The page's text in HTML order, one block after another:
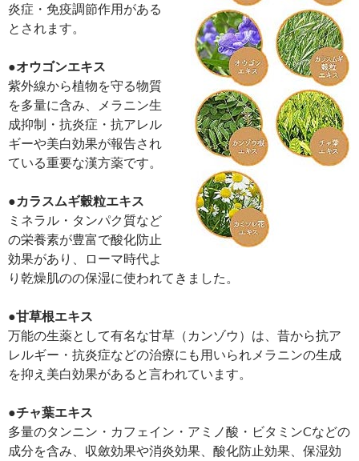
炎症・免疫調節作用がある
とされます。
●オウゴンエキス
紫外線から植物を守る物質
を多量に含み、メラニン生
成抑制・抗炎症・抗アレル
ギーや美白効果が報告され
ている重要な漢方薬です。
●カラスムギ穀粒エキス
ミネラル・タンパク質など
の栄養素が豊富で酸化防止
効果があり、ローマ時代よ
り乾燥肌のの保湿に使われてきました。
●甘草根エキス
万能の生薬として有名な甘草（カンゾウ）は、昔から抗ア
レルギー・抗炎症などの治療にも用いられメラニンの生成
を抑え美白効果があると言われています。
●チャ葉エキス
多量のタンニン・カフェイン・アミノ酸・ビタミンCなどの
成分を含み、収斂効果や消炎効果、酸化防止効果、保湿効